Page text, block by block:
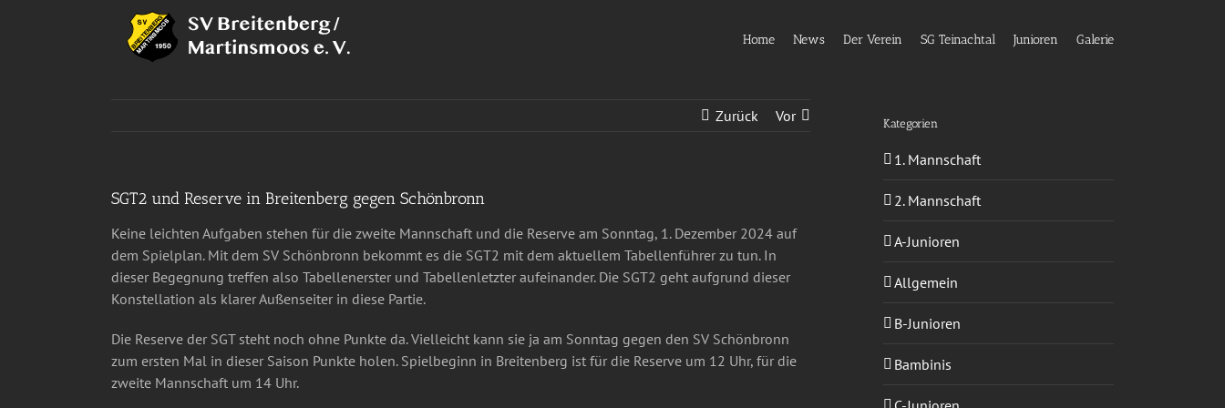
Home News Der Verein SG Teinachtal Junioren Galerie
Zurück Vor
SGT2 und Reserve in Breitenberg gegen Schönbronn
Keine leichten Aufgaben stehen für die zweite Mannschaft und die Reserve am Sonntag, 1. Dezember 2024 auf
dem Spielplan. Mit dem SV Schönbronn bekommt es die SGT2 mit dem aktuellem Tabellenführer zu tun. In
dieser Begegnung treffen also Tabellenerster und Tabellenletzter aufeinander. Die SGT2 geht aufgrund dieser
Konstellation als klarer Außenseiter in diese Partie.
Die Reserve der SGT steht noch ohne Punkte da. Vielleicht kann sie ja am Sonntag gegen den SV Schönbronn
zum ersten Mal in dieser Saison Punkte holen. Spielbeginn in Breitenberg ist für die Reserve um 12 Uhr, für die
zweite Mannschaft um 14 Uhr.
Kategorien
1. Mannschaft
2. Mannschaft
A-Junioren
Allgemein
B-Junioren
Bambinis